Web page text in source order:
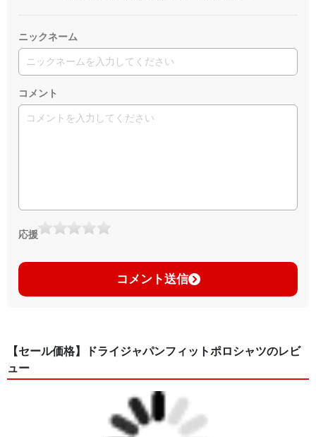
ニックネーム
コメント
応援
コメント送信
【セール価格】ドライジャパンフィットポロシャツのレビ
ュー